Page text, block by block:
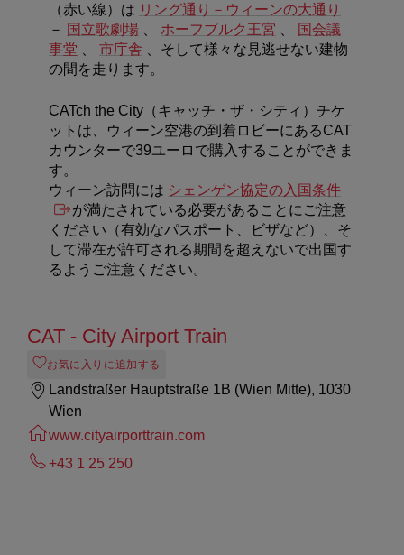
（赤い線）は リング通り－ウィーンの大通り
－ 国立歌劇場 ホーフブルク王宮
国会議
事堂
市庁舎 、そして様々な見逃せない建物
の間を走ります。
CATch the City（キャッチ・ザ・シティ）チケ
ットは、ウィーン空港の到着ロビーにあるCAT
カウンターで39ユーロで購入することができま
す。
ウィーン訪問には シェンゲン協定の入国条件
が満たされている必要があることにご注意
ください（有効なパスポート、ビザなど）、そ
して滞在が許可される期間を超えないで出国す
るようご注意ください。
CAT - City Airport Train
お気に入りに追加する
Landstraßer Hauptstraße 1B (Wien Mitte), 1030
Wien
www.cityairporttrain.com
+43 1 25 250